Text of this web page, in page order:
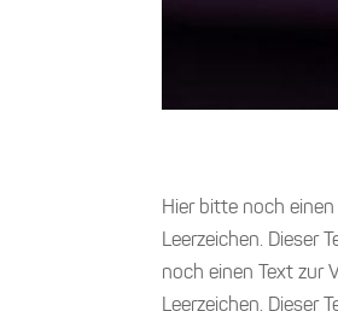
Hier bitte noch
Leerzeichen. Dieser
noch einen Text zur
Leerzeichen. Dieser